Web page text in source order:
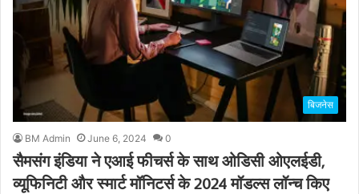
बिजनेस
BM Admin June 6, 2024 0
सैमसंग इंडिया ने एआई फीचर्स के साथ ओडिसी ओएलईडी,
व्यूफिनिटी और स्मार्ट मॉनिटर्स के 2024 मॉडल्स लॉन्च किए